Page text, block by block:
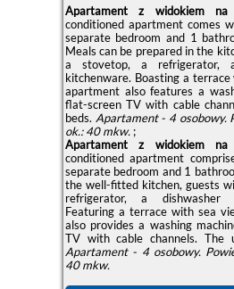
Apartament z widokiem na
conditioned apartment comes
separate bedroom and 1
Meals can be prepared in the
a stovetop, a refrigerator,
kitchenware. Boasting a
apartment also features a
flat-screen TV with cable
beds. Apartament - 4 osobowy.
ok.: 40 mkw.;
Apartament z widokiem na
conditioned apartment
separate bedroom and 1
the well-fitted kitchen, guests
refrigerator, a dishwasher
Featuring a terrace with sea
also provides a washing
TV with cable channels. The
Apartament - 4 osobowy.
40 mkw.